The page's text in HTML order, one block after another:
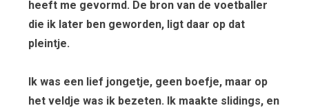
heeft me gevormd. De bron van de voetballer
die ik later ben geworden, ligt daar op dat
pleintje.
Ik was een lief jongetje, geen boefje, maar op
het veldje was ik bezeten. Ik maakte slidings, en